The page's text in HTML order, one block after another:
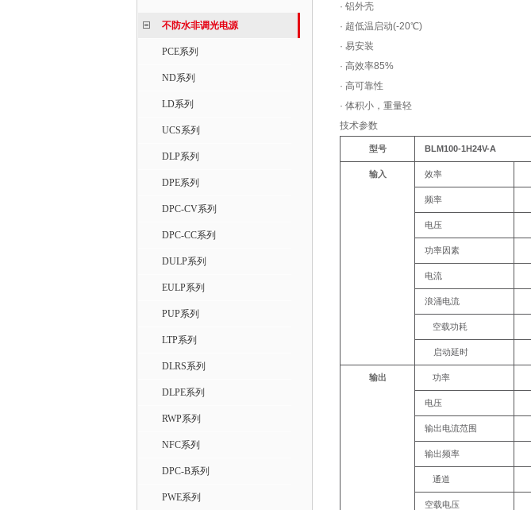
不防水非调光电源
PCE系列
ND系列
LD系列
UCS系列
DLP系列
DPE系列
DPC-CV系列
DPC-CC系列
DULP系列
EULP系列
PUP系列
LTP系列
DLRS系列
DLPE系列
RWP系列
NFC系列
DPC-B系列
PWE系列
· 铝外壳
· 超低温启动(-20℃)
· 易安装
· 高效率85%
· 高可靠性
· 体积小，重量轻
技术参数
型号 BLM100-1H24V-A
输入 效率
频率
电压
功率因素
电流
浪涌电流
空载功耗
启动延时
输出 功率
电压
输出电流范围
输出频率
通道
空载电压